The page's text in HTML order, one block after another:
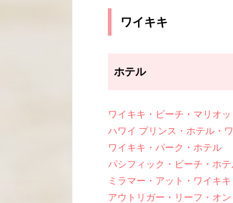
ワイキキ
ホテル
ワイキキ・ビーチ・マリオ
ハワイ プリンス・ホテル・
ワイキキ・パーク・ホテル
パシフィック・ビーチ・ホテ
ミラマー・アット・ワイキキ
アウトリガー・リーフ・オ